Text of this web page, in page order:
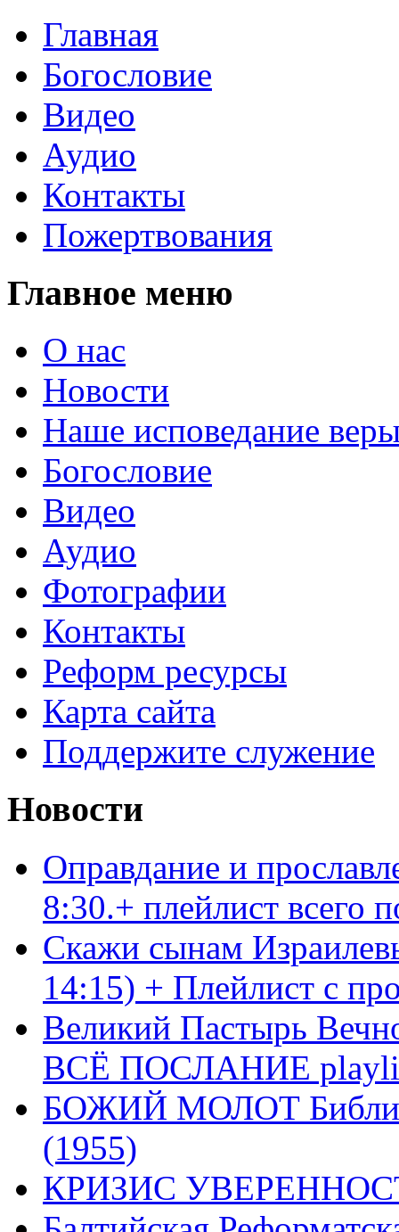
Главная
Богословие
Видео
Аудио
Контакты
Пожертвования
Главное меню
О нас
Новости
Наше исповедание
Богословие
Видео
Аудио
Фотографии
Контакты
Реформ ресурсы
Карта сайта
Поддержите служение
Новости
Оправдание и
8:30.+ плейлист
Скажи сынам
14:15) + Плейлист с
Великий Пастырь
ВСЁ ПОСЛАНИЕ
БОЖИЙ МОЛОТ Библия
(1955)
КРИЗИС